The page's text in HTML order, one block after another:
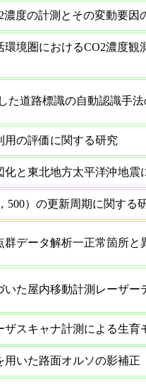
濃度の計測とその変動要因
境圏におけるCO2濃度観
た道路標識の自動認識手
用の評価に関する研究
化と東北地方太平洋沖地
500）の更新周期に関する
群データ解析一正常箇所と
いた屋内移動計測レーザー
ザスキャナ計測による生育
用いた路面オルソの影補正